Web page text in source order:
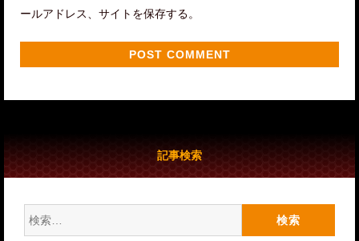
ールアドレス、サイトを保存する。
記事検索
索: